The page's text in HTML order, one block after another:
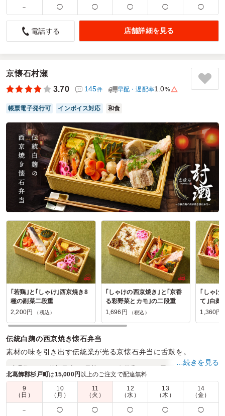
ソースが美味しい
4.0
なめに感じたものの、味の満足度は高かったです。また、注
文したサイト自体も使いやすく、スムーズに選べた点が好印
象でした。全体的に安心して利用できるサービスだと感じま
した。
ご利用シーン：会議・セミナー›研修
参加者の年齢：
20代～30代男女比：
男女混合
埼玉県北葛飾郡杉戸町本郷2026/04/08
にくとごはんの口コミをもっと見る
－ ◯ ◯ ◯ ◯ ◯
電話する 店舗詳細を見る
京懐石村瀬
3.70
145件 早配・遅配率1.0%
帳票電子発行可 インボイス対応 和食
｢若鶏｣と｢しゃけ｣西京焼き8
種の副菜二段重
2,200円
（税込）
｢しゃけの西京焼き｣と｢京香
る彩野菜とカモ｣の二段重
1,696円
（税込）
｢しゃけ
て｣白麹
当
1,360円
伝統白麹の西京焼き懐石弁当
素材の味を引き出す伝統業が光る京懐石弁当に舌鼓を。
商品数： 締切日時： 1日前10:00 価格帯：
1,360円～2,360円
配達時間： 6:00～17:00
お客様用のお弁当
…続きを見る
北葛飾郡杉戸町は15,000円以上のご注文で配達無料
9
（日）
10
（月）
11
（火）
12
（水）
13
（木）
14
（金）
－ ◯ ◯ ◯ ◯ ◯